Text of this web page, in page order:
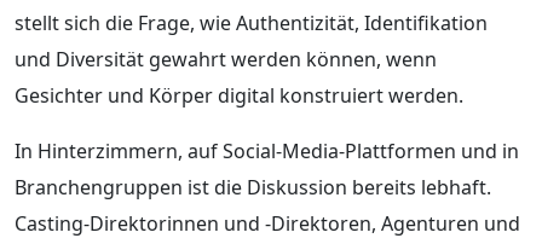
stellt sich die Frage, wie Authentizität, Identifikation
und Diversität gewahrt werden können, wenn
Gesichter und Körper digital konstruiert werden.
In Hinterzimmern, auf Social-Media-Plattformen und in
Branchengruppen ist die Diskussion bereits lebhaft.
Casting-Direktorinnen und -Direktoren, Agenturen und